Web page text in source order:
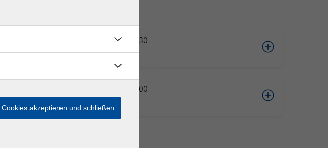
Mo. 09.03.2026 09:30
Online
Mo. 04.05.2026 10:00
Cookies akzeptieren und schließen